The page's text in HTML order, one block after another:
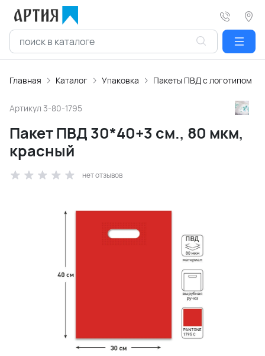
Главная Каталог Упаковка Пакеты ПВД с логотипом
Артикул 3-80-1795
Пакет ПВД 30*40+3 см., 80 мкм,
красный
нет отзывов